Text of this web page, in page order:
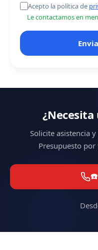
Acepto la política de
Le contactamos en
Solicite asistencia
Presupuesto
☎️